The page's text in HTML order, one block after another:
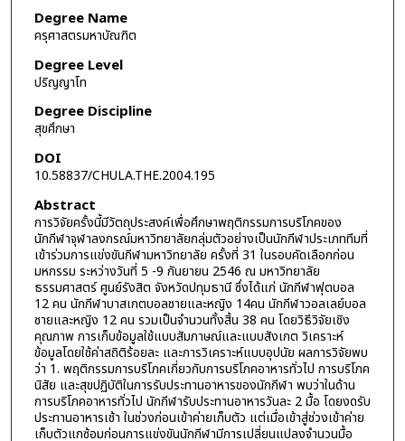
Degree Name
ครุศาสตรมหาบัณฑิต
Degree Level
ปริญญาโท
Degree Discipline
สุขศึกษา
DOI
10.58837/CHULA.THE.2004.195
Abstract
การวิจัยครั้งนี้มีวัตถุประสงค์เพื่อศึกษาพฤติกรรมการบริโภคของ
นักกีฬาจุฬาลงกรณ์มหาวิทยาลัยกลุ่มตัวอย่างเป็นนักกีฬาประเภททีมที่
เข้าร่วมการแข่งขันกีฬามหาวิทยาลัย ครั้งที่ 31 ในรอบคัดเลือกก่อน
มหกรรม ระหว่างวันที่ 5 -9 กันยายน 2546 ณ มหาวิทยาลัย
ธรรมศาสตร์ ศูนย์รังสิต จังหวัดปทุมธานี ซึ่งได้แก่ นักกีฬาฟุตบอล
12 คน นักกีฬาบาสเกตบอลชายและหญิง 14คน นักกีฬาวอลเลย์บอล
ซายและหญิง 12 คน รวมเป็นจำนวนทั้งสิ้น 38 คน โดยวิธีวิจัยเชิง
คุณภาพ การเก็บข้อมูลใช้แบบสัมภาษณ์และแบบสังเกต วิเคราะห์
ข้อมูลโดยใช้ค่าสถิติร้อยละ และการวิเคราะห์แบบอุปนัย ผลการวิจัยพบ
ว่า 1. พฤติกรรมการบริโภคเกี่ยวกับการบริโภคอาหารทั่วไป การบริโภค
นิสัย และสุขปฏิบัติในการรับประทานอาหารของนักกีฬา พบว่าในด้าน
การบริโภคอาหารทั่วไป นักกีฬารับประทานอาหารวันละ 2 มื้อ โดยงดรับ
ประทานอาหารเช้า ในช่วงก่อนเข้าค่ายเก็บตัว แต่เมื่อเข้าสู่ช่วงเข้าค่าย
เก็บตัวแกซ้อมก่อนการแข่งขันนักกีฬามีการเปลี่ยนแปลงจำนวนมื้อ